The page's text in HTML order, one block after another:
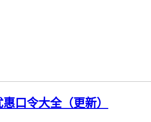
口令大全（更新）